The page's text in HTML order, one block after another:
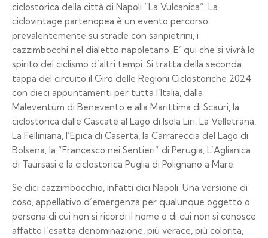
ciclostorica della città di Napoli “La Vulcanica”. La
ciclovintage partenopea è un evento percorso
prevalentemente su strade con sanpietrini, i
cazzimbocchi nel dialetto napoletano. E’ qui che si vivrà lo
spirito del ciclismo d’altri tempi. Si tratta della seconda
tappa del circuito il Giro delle Regioni Ciclostoriche 2024
con dieci appuntamenti per tutta l’Italia, dalla
Maleventum di Benevento e alla Marittima di Scauri, la
ciclostorica dalle Cascate al Lago di Isola Liri, La Velletrana,
La Felliniana, l’Epica di Caserta, la Carrareccia del Lago di
Bolsena, la “Francesco nei Sentieri” di Perugia, L’Aglianica
di Taursasi e la ciclostorica Puglia di Polignano a Mare.
Se dici cazzimbocchio, infatti dici Napoli. Una versione di
coso, appellativo d’emergenza per qualunque oggetto o
persona di cui non si ricordi il nome o di cui non si conosce
affatto l’esatta denominazione, più verace, più colorita,